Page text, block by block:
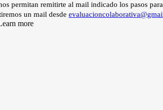
permitan remitirte al mail indicado los pasos
un mail desde
more